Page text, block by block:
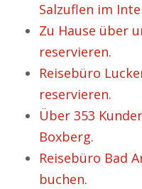
Salzuflen im
Zu Hause über
reservieren.
Reisebüro
reservieren.
Über 353
Boxberg.
Reisebüro Bad
buchen.